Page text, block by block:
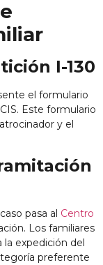
I-130
el formulario
Este formulario
y el
pasa al Centro
Los familiares
expedición del
preferente